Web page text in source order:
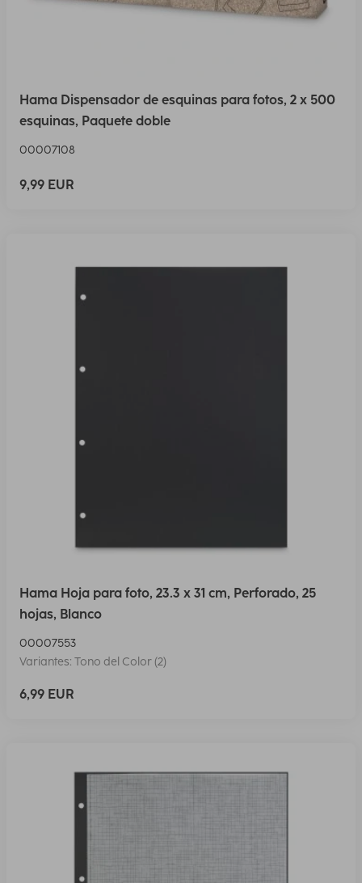
Hama Dispensador de esquinas para fotos, 2 x 500
esquinas, Paquete doble
00007108
9,99 EUR
Hama Hoja para foto, 23.3 x 31 cm, Perforado, 25
hojas, Blanco
00007553
Variantes: Tono del Color (2)
6,99 EUR